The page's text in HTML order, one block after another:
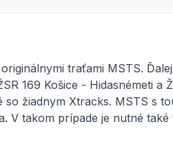
traťami MSTS.
169 Košice - Hidasnémeti a
žiadnym Xtracks. MSTS s
V takom prípade je nutné také